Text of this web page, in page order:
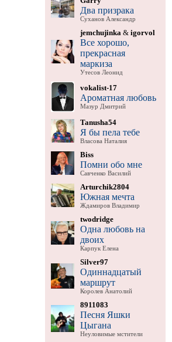
Два призрака
Суханов Александр
jemchujinka & igorvol
Все хорошо,
прекрасная
маркиза
Утесов Леонид
vokalist-17
Ароматная любовь
Мазур Дмитрий
Tanusha54
Я бы пела тебе
Власова Наталия
Biss
Помни обо мне
Савченко Василий
Arturchik2804
Южная мечта
Ждамиров Владимир
twodridge
Одна любовь на
двоих
Карпук Елена
Silver97
Одиннадцатый
маршрут
Королев Анатолий
8911083
Песня Яшки
Цыгана
Неуловимые мстители